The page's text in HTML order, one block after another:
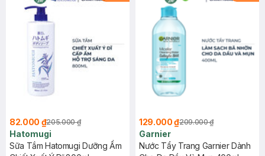
82.000 ₫205.000 ₫
Hatomugi
Sữa Tắm Hatomugi Dưỡng Ẩm
129.000 ₫209.000 ₫
Garnier
Nước Tẩy Trang Garnier Dành